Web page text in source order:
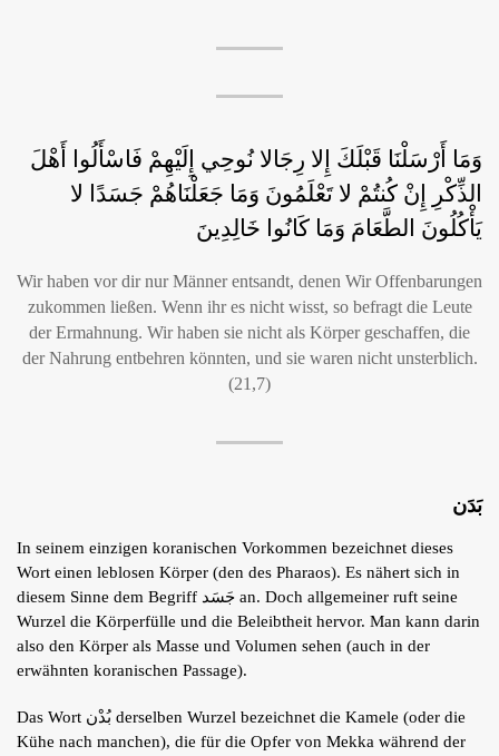
وَمَا أَرْسَلْنَا قَبْلَكَ إِلا رِجَالا نُوحِي إِلَيْهِمْ فَاسْأَلُوا أَهْلَ
الذِّكْرِ إِنْ كُنتُمْ لا تَعْلَمُونَ وَمَا جَعَلْنَاهُمْ جَسَدًا لا
يَأْكُلُونَ الطَّعَامَ وَمَا كَانُوا خَالِدِينَ
Wir haben vor dir nur Männer entsandt, denen Wir Offenbarungen
zukommen ließen. Wenn ihr es nicht wisst, so befragt die Leute
der Ermahnung. Wir haben sie nicht als Körper geschaffen, die
der Nahrung entbehren könnten, und sie waren nicht unsterblich.
(21,7)
بَدَن
In seinem einzigen koranischen Vorkommen bezeichnet dieses
Wort einen leblosen Körper (den des Pharaos). Es nähert sich in
diesem Sinne dem Begriff جَسَد an. Doch allgemeiner ruft seine
Wurzel die Körperfülle und die Beleibtheit hervor. Man kann darin
also den Körper als Masse und Volumen sehen (auch in der
erwähnten koranischen Passage).
Das Wort بُدْن derselben Wurzel bezeichnet die Kamele (oder die
Kühe nach manchen), die für die Opfer von Mekka während der